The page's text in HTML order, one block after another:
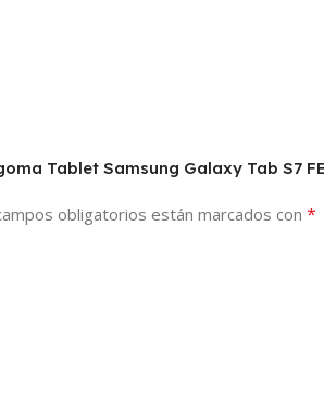
Tablet Samsung Galaxy Tab S7
obligatorios están marcados con *